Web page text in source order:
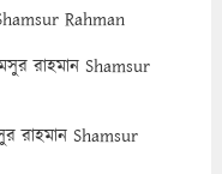
Rahman
রাহমান Shamsur
রাহমান Shamsur